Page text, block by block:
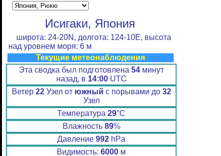
Исигаки, Япония
широта: 24-20N, долгота: 124-10E, высота
над уровнем моря: 6 м
Текущие метеонаблюдения
Эта сводка был подготовлена 54 минут
назад, в 14:00UTC
Ветер 22Узел от южный с порывами до 32
Узел
Температура 29°C
Влажность 89%
Давление 992 hPa
Видимость: 6000 м